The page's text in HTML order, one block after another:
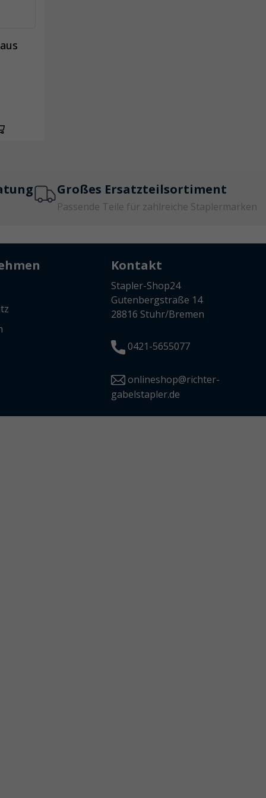
Großes Ersatzteilsortiment
Passende Teile für zahlreiche Staplermarken
Kontakt
Stapler-Shop24
Gutenbergstraße 14
28816 Stuhr/Bremen
0421-5655077
onlineshop@richter-
gabelstapler.de